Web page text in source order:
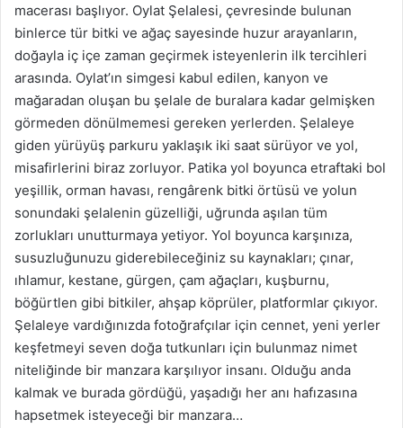
macerası başlıyor. Oylat Şelalesi, çevresinde bulunan
binlerce tür bitki ve ağaç sayesinde huzur arayanların,
doğayla iç içe zaman geçirmek isteyenlerin ilk tercihleri
arasında. Oylat’ın simgesi kabul edilen, kanyon ve
mağaradan oluşan bu şelale de buralara kadar gelmişken
görmeden dönülmemesi gereken yerlerden. Şelaleye
giden yürüyüş parkuru yaklaşık iki saat sürüyor ve yol,
misafirlerini biraz zorluyor. Patika yol boyunca etraftaki bol
yeşillik, orman havası, rengârenk bitki örtüsü ve yolun
sonundaki şelalenin güzelliği, uğrunda aşılan tüm
zorlukları unutturmaya yetiyor. Yol boyunca karşınıza,
susuzluğunuzu giderebileceğiniz su kaynakları; çınar,
ıhlamur, kestane, gürgen, çam ağaçları, kuşburnu,
böğürtlen gibi bitkiler, ahşap köprüler, platformlar çıkıyor.
Şelaleye vardığınızda fotoğrafçılar için cennet, yeni yerler
keşfetmeyi seven doğa tutkunları için bulunmaz nimet
niteliğinde bir manzara karşılıyor insanı. Olduğu anda
kalmak ve burada gördüğü, yaşadığı her anı hafızasına
hapsetmek isteyeceği bir manzara…